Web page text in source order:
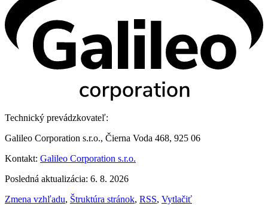
Technický prevádzkovateľ:
Galileo Corporation s.r.o., Čierna Voda 468, 925 06
Kontakt: Galileo Corporation s.r.o.
Posledná aktualizácia: 6. 8. 2026
Zmena vzhľadu, Štruktúra stránok, RSS, Vytlačiť